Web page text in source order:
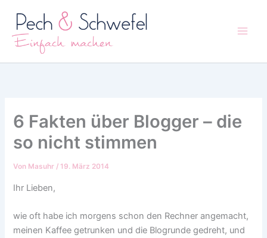
Inhalt
springen
6 Fakten über Blogger – die
so nicht stimmen
Von Masuhr /19. März 2014
Ihr Lieben,
wie oft habe ich morgens schon den Rechner angemacht,
meinen Kaffee getrunken und die Blogrunde gedreht, und